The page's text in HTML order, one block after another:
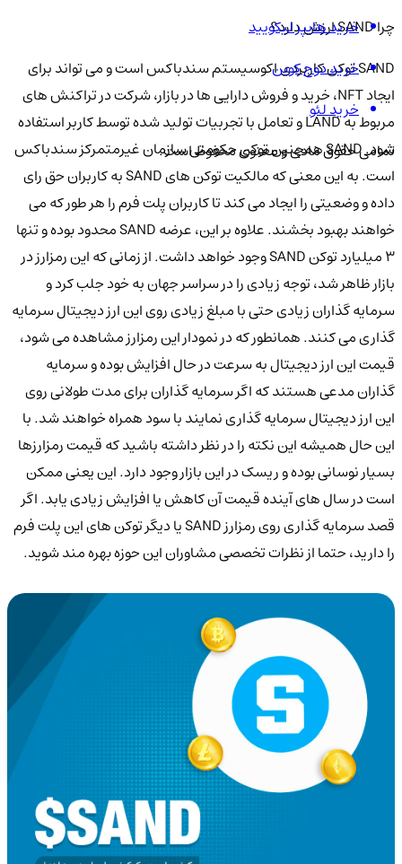
چرا SAND ارزش دارد؟
SAND توکن کاربردی اکوسیستم سندباکس است و می تواند برای
ایجاد NFT، خرید و فروش دارایی ها در بازار، شرکت در تراکنش های
مربوط به LAND و تعامل با تجربیات تولید شده توسط کاربر استفاده
شود. SAND همچنین توکن حکومتی سازمان غیرمتمرکز سندباکس
است. به این معنی که مالکیت توکن های SAND به کاربران حق رای
داده و وضعیتی را ایجاد می کند تا کاربران پلت فرم را هر طور که می
خواهند بهبود بخشند. علاوه بر این، عرضه SAND محدود بوده و تنها
3 میلیارد توکن SAND وجود خواهد داشت. از زمانی که این رمزارز در
بازار ظاهر شد، توجه زیادی را در سراسر جهان به خود جلب کرد و
سرمایه گذاران زیادی حتی با مبلغ زیادی روی این ارز دیجیتال سرمایه
گذاری می کنند. همانطور که در نمودار این رمزارز مشاهده می شود،
قیمت این ارز دیجیتال به سرعت در حال افزایش بوده و سرمایه
گذاران مدعی هستند که اگر سرمایه گذاران برای مدت طولانی روی
این ارز دیجیتال سرمایه گذاری نمایند با سود همراه خواهند شد. با
این حال همیشه این نکته را در نظر داشته باشید که قیمت رمزارزها
بسیار نوسانی بوده و ریسک در این بازار وجود دارد. این یعنی ممکن
است در سال های آینده قیمت آن کاهش یا افزایش زیادی یابد. اگر
قصد سرمایه گذاری روی رمزارز SAND یا دیگر توکن های این پلت فرم
را دارید، حتما از نظرات تخصصی مشاوران این حوزه بهره مند شوید.
خرید هایپر لیکویید
خرید دوج کوین
خرید لئو
تمامی حقوق مادی و معنوی محفوظ است.